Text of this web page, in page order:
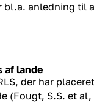
bl.a. anledning
lande
der har
S.S. et al,